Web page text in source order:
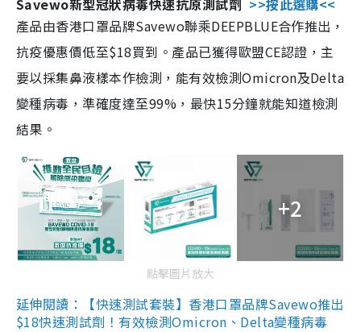
Savewo新型冠狀病毒快速抗原測試劑 >>按此選購<<
產品由香港口罩品牌Savewo聯乘DEEPBLUE合作推出，
抗疫優惠價低至$18買到。產品已獲得歐盟CE認證，主
要以採集鼻液樣本作檢測，能有效檢測Omicron及Delta
變種病毒，準確度達至99%，最快15分鐘就能知道檢測
結果。
+2
點擊圖片放大
延伸閱讀：【快速測試套裝】香港口罩品牌Savewo推出
$18快速測試劑！有效檢測Omicron、Delta變種病毒